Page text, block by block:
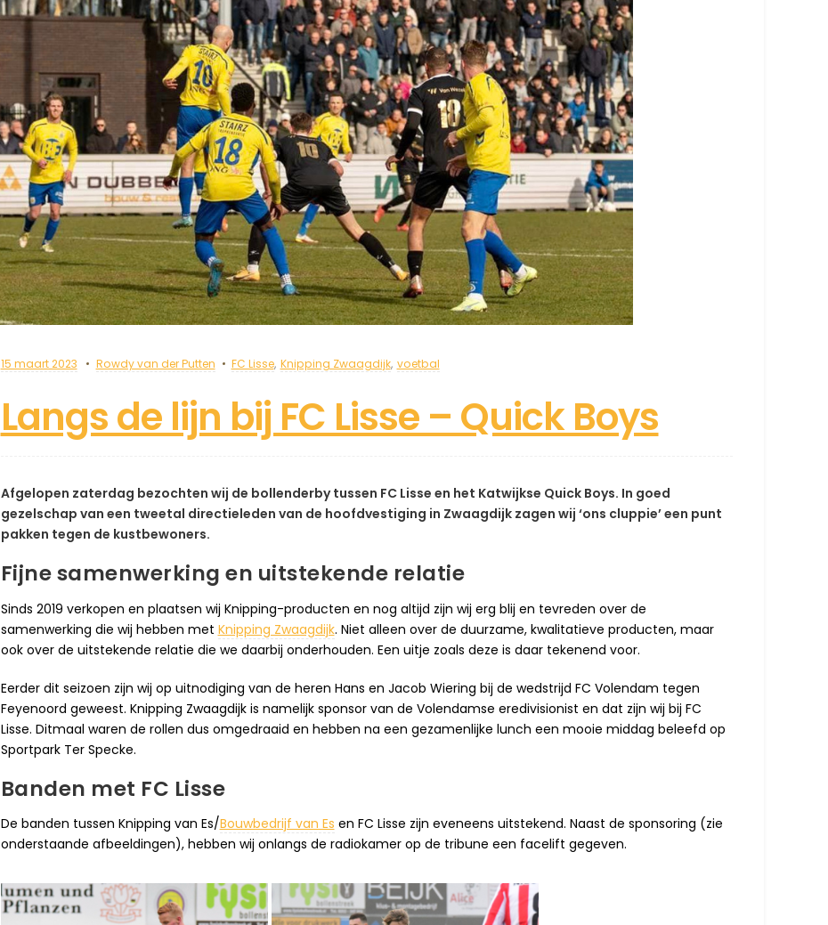
15 maart 2023 Rowdy van der Putten FC Lisse, Knipping Zwaagdijk, voetbal
Langs de lijn bij FC Lisse – Quick Boys
Afgelopen zaterdag bezochten wij de bollenderby tussen FC Lisse en het Katwijkse Quick Boys. In goed
gezelschap van een tweetal directieleden van de hoofdvestiging in Zwaagdijk zagen wij ‘ons cluppie’ een punt
pakken tegen de kustbewoners.
Fijne samenwerking en uitstekende relatie
Sinds 2019 verkopen en plaatsen wij Knipping-producten en nog altijd zijn wij erg blij en tevreden over de
samenwerking die wij hebben met Knipping Zwaagdijk. Niet alleen over de duurzame, kwalitatieve producten, maar
ook over de uitstekende relatie die we daarbij onderhouden. Een uitje zoals deze is daar tekenend voor.
Eerder dit seizoen zijn wij op uitnodiging van de heren Hans en Jacob Wiering bij de wedstrijd FC Volendam tegen
Feyenoord geweest. Knipping Zwaagdijk is namelijk sponsor van de Volendamse eredivisionist en dat zijn wij bij FC
Lisse. Ditmaal waren de rollen dus omgedraaid en hebben na een gezamenlijke lunch een mooie middag beleefd op
Sportpark Ter Specke.
Banden met FC Lisse
De banden tussen Knipping van Es/Bouwbedrijf van Es en FC Lisse zijn eveneens uitstekend. Naast de sponsoring (zie
onderstaande afbeeldingen), hebben wij onlangs de radiokamer op de tribune een facelift gegeven.